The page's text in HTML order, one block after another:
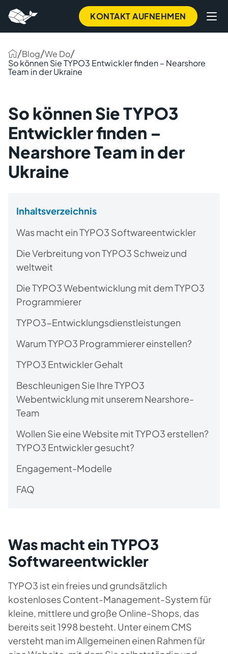
KONTAKT AUFNEHMEN
/Blog/We Do/
So können Sie TYPO3 Entwickler finden – Nearshore
Team in der Ukraine
So können Sie TYPO3
Entwickler finden –
Nearshore Team in der
Ukraine
Inhaltsverzeichnis
Was macht ein TYPO3 Softwareentwickler
Die Verbreitung von TYPO3 Schweiz und
weltweit
Die TYPO3 Webentwicklung mit dem TYPO3
Programmierer
TYPO3-Entwicklungsdienstleistungen
Warum TYPO3 Programmierer einstellen?
TYPO3 Entwickler Gehalt
Beschleunigen Sie Ihre TYPO3
Webentwicklung mit unserem Nearshore-
Team
Wollen Sie eine Website mit TYPO3 erstellen?
TYPO3 Entwickler gesucht?
Engagement-Modelle
FAQ
Was macht ein TYPO3
Softwareentwickler
TYPO3 ist ein freies und grundsätzlich
kostenloses Content-Management-System für
kleine, mittlere und große Online-Shops, das
bereits seit 1998 besteht. Unter einem CMS
versteht man im Allgemeinen einen Rahmen für